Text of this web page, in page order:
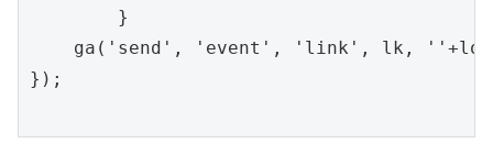
ga('send', 'event', 'link', lk,
});